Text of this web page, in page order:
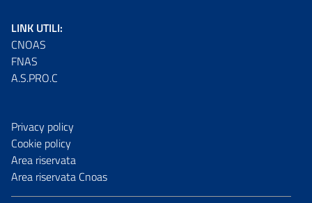
LINK UTILI:
CNOAS
FNAS
A.S.PRO.C
Privacy policy
Cookie policy
Area riservata
Area riservata Cnoas